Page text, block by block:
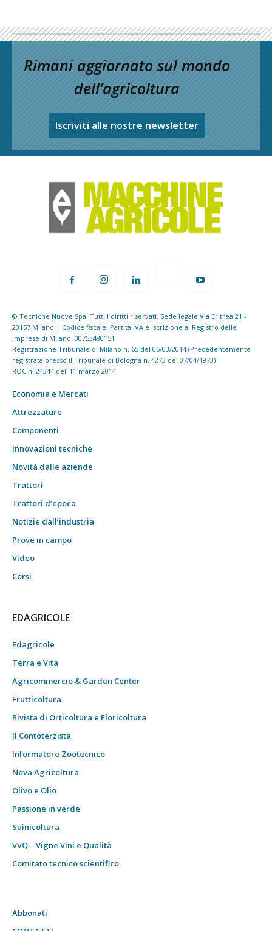
Rimani aggiornato sul mondo
dell’agricoltura
Iscriviti alle nostre newsletter
© Tecniche Nuove Spa. Tutti i diritti riservati. Sede legale Via Eritrea 21 -
20157 Milano | Codice fiscale, Partita IVA e Iscrizione al Registro delle
imprese di Milano: 00753480151
Registrazione Tribunale di Milano n. 65 del 05/03/2014 (Precedentemente
registrata presso il Tribunale di Bologna n. 4273 del 07/04/1973)
ROC n. 24344 dell'11 marzo 2014
Economia e Mercati
Attrezzature
Componenti
Innovazioni tecniche
Novità dalle aziende
Trattori
Trattori d’epoca
Notizie dall’industria
Prove in campo
Video
Corsi
EDAGRICOLE
Edagricole
Terra e Vita
Agricommercio & Garden Center
Frutticoltura
Rivista di Orticoltura e Floricoltura
Il Contoterzista
Informatore Zootecnico
Nova Agricoltura
Olivo e Olio
Passione in verde
Suinicoltura
VVQ – Vigne Vini e Qualità
Comitato tecnico scientifico
Abbonati